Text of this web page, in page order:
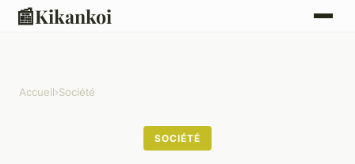
📰Kikankoi
Accueil›Société
SOCIÉTÉ